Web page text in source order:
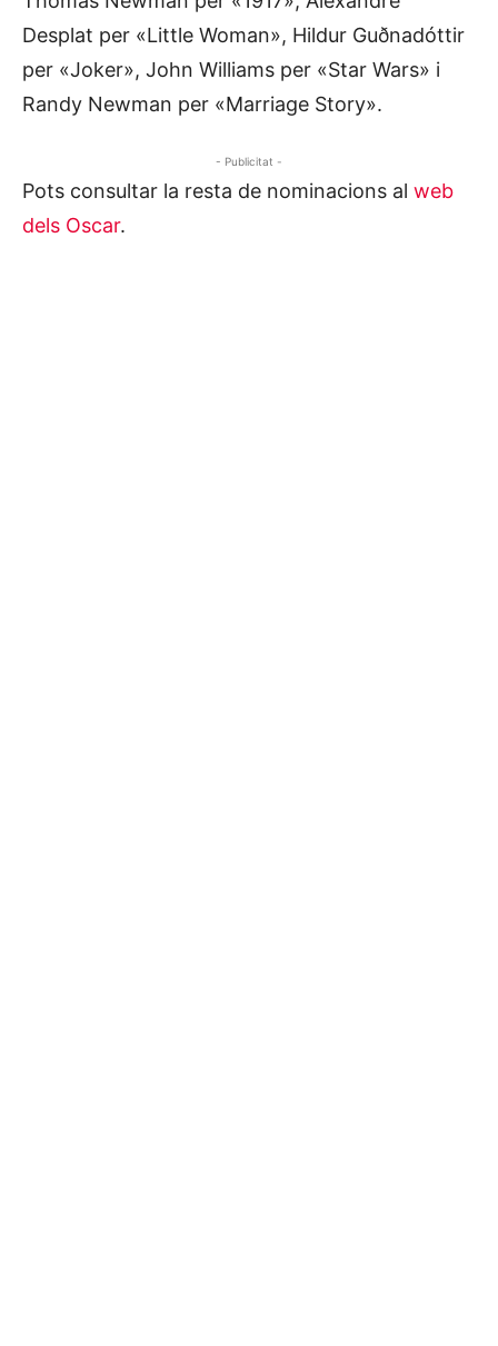
Desplat per «Little Woman», Hildur Guðnadóttir
per «Joker», John Williams per «Star Wars» i
Randy Newman per «Marriage Story».
- Publicitat -
Pots consultar la resta de nominacions al web
dels Oscar.